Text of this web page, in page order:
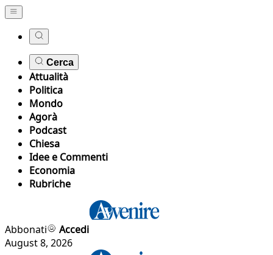
Cerca
Attualità
Politica
Mondo
Agorà
Podcast
Chiesa
Idee e Commenti
Economia
Rubriche
Abbonati
Accedi
August 8, 2026